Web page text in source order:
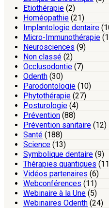
Etiothérapie (2)
Homéopathie (21)
Implantologie dentaire
Micro-Immunothérapie
Neurosciences (9)
Non classé (2)
Occlusodontie (7)
Odenth (30)
Parodontologie (10)
Phytothérapie (27)
Posturologie (4)
Prévention (88)
Prévention sanitaire (12)
Santé (188)
Science (13)
Symbolique dentaire (9)
Thérapies quantiques
Vidéos partenaires (6)
Webconférences (11)
Webinaire à la Une (5)
Webinaires Odenth (24)